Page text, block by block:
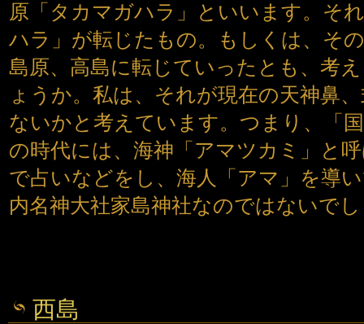
原「タカマガハラ」といいます。そ
ハラ」が転じたもの。もしくは、そ
島原、高島に転じていったとも、考
ょうか。私は、それが現在の天神鼻
ないかと考えています。つまり、「
の時代には、海神「アマツカミ」と
で占いなどをし、海人「アマ」を導
内名神大社家島神社なのではないで
西島